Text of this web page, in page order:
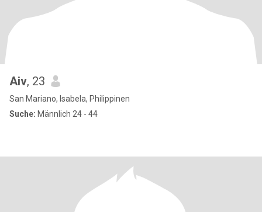
Aiv, 23
San Mariano, Isabela, Philippinen
Suche: Männlich 24 - 44